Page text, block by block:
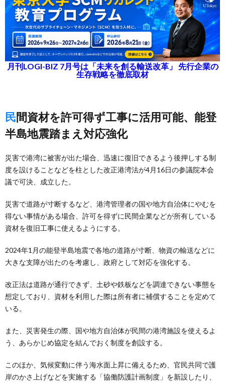
月刊LOGI-BIZ 7月号は「未来を創る輸送改革」 先行企業の
生存戦略を徹底取材
民間資材を許可得ず工事に活用可能、能登
半島地震踏まえ対応強化
災害で港湾に被害が出た場合、迅速に復旧できるよう後押しする制
度を設けることなどを柱とした改正港湾法が4月16日の参議院本会
議で可決、成立した。
災害で道路が寸断するなど、港湾管理者の国や地方自治体にやむを
得ない事情がある場合、許可を得ずに民間企業などが所有している
資材を復旧工事に使えるようにする。
2024年1月の能登半島地震で各地の道路が寸断、物資の輸送などに
大きな支障が出たのを考慮し、政府として対応を強化する。
改正法は道路が通行できず、土砂や鉄板などを調達できない事態を
想定しており、資材を利用した際は所有者に補償することを定めて
いる。
また、災害発生の際、国や地方自治体が民間の港湾施設を使えるよ
う、あらかじめ協定を結んでおく制度を創設する。
このほか、気候変動に伴う海水面上昇に備えるため、官民共同で護
岸のかさ上げなどを実施する「協働防護計画制度」を新設したり、